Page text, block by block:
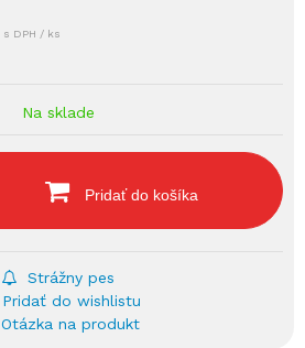
s DPH / ks
Na sklade
Pridať do košíka
Strážny pes
Pridať do wishlistu
Otázka na produkt